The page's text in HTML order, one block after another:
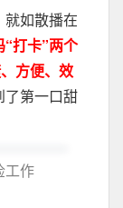
如散播在
“打卡”两个
方便、效
了第一口甜
工作